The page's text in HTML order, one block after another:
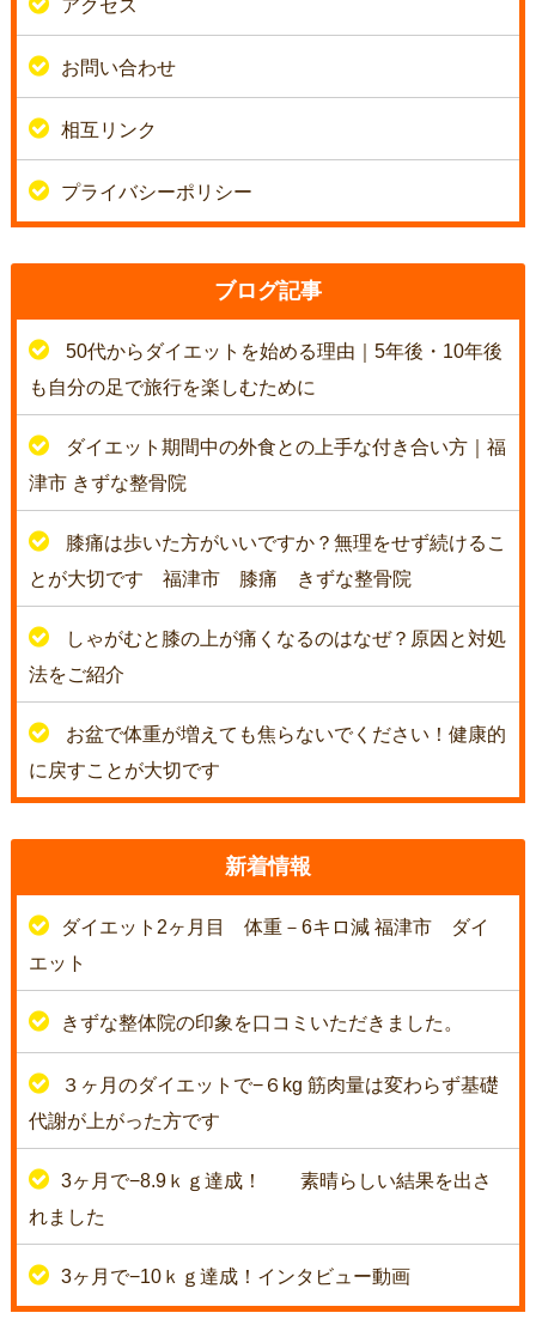
アクセス
お問い合わせ
相互リンク
プライバシーポリシー
ブログ記事
50代からダイエットを始める理由｜5年後・10年後
も自分の足で旅行を楽しむために
ダイエット期間中の外食との上手な付き合い方｜福
津市 きずな整骨院
膝痛は歩いた方がいいですか？無理をせず続けるこ
とが大切です 福津市 膝痛 きずな整骨院
しゃがむと膝の上が痛くなるのはなぜ？原因と対処
法をご紹介
お盆で体重が増えても焦らないでください！健康的
に戻すことが大切です
新着情報
ダイエット2ヶ月目 体重－6キロ減 福津市 ダイ
エット
きずな整体院の印象を口コミいただきました。
３ヶ月のダイエットで−６kg 筋肉量は変わらず基礎
代謝が上がった方です
3ヶ月で−8.9ｋｇ達成！
素晴らしい結果を出さ
れました
3ヶ月で−10ｋｇ達成！インタビュー動画